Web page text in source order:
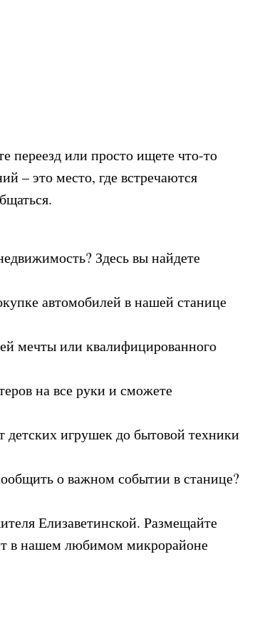
переезд или просто ищете что-то
– это место, где встречаются
Здесь вы найдете
автомобилей в нашей станице
мечты или квалифицированного
на все руки и сможете
игрушек до бытовой техники
о важном событии в станице?
Елизаветинской. Размещайте
в нашем любимом микрорайоне